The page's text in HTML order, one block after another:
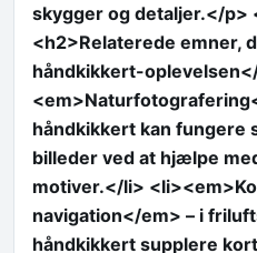
skygger og detaljer.</p>
<h2>Relaterede emner,
håndkikkert-
håndkikkert kan fungere
billeder ved at hjælpe
motiver.</li>
navigation</em> – i
håndkikkert supplere